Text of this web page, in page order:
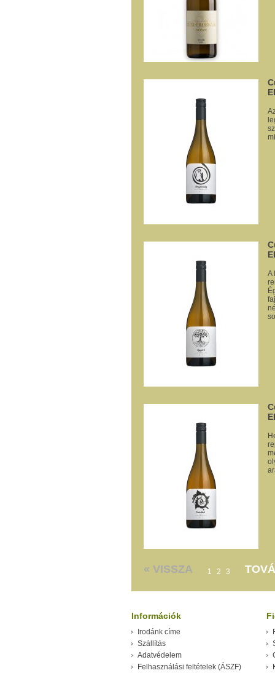
A
« VISSZA 1 2 3
Információk
Irodánk címe
Szállítás
Adatvédelem
Felhasználási feltételek (ÁSZF)